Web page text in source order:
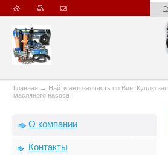
Главная → Найти автозапчасть по Вин. Куплю
масляного насоса
О компании
Контакты